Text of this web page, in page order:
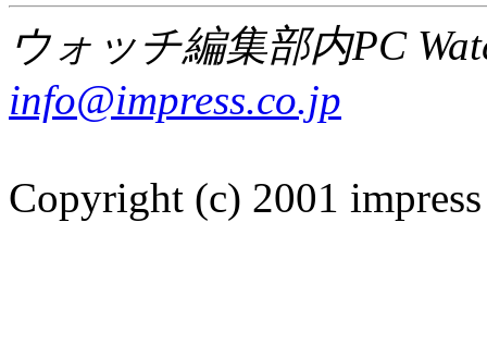
ウォッチ編集部内PC
info@impress.co.jp
Copyright (c) 2001